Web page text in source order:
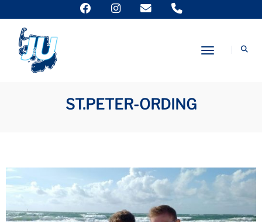
Toggle
ST.PETER-ORDING